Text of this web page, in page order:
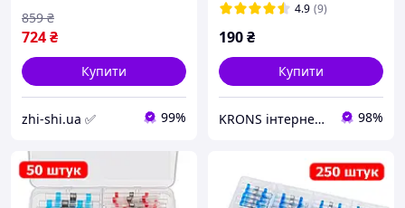
724₴
859 ₴
Купити
zhi-shi.ua ✅ 99%
4.9 (9)
190₴
Купити
KRONS інтернет-магазин 98%